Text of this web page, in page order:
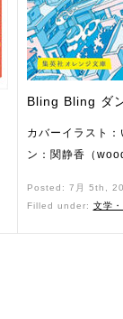
Bling Bling ダ
カバーイラスト
ン：関静香（
Posted: 7月 5th,
Filled under: 文学